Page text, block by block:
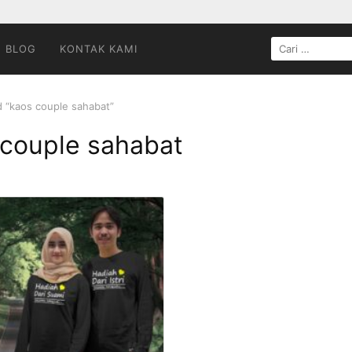
BLOG KONTAK KAMI
CARI
UNTUK:
“kaos couple sahabat”
sahabat